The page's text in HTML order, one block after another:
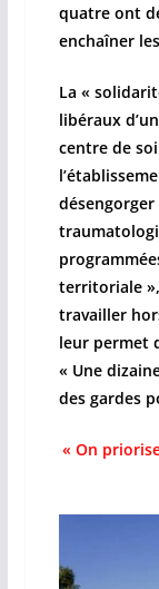
quatre ont
enchaîner
La «
libéraux
centre de
territoriale
travailler
leur permet
« Une
des gardes
« On